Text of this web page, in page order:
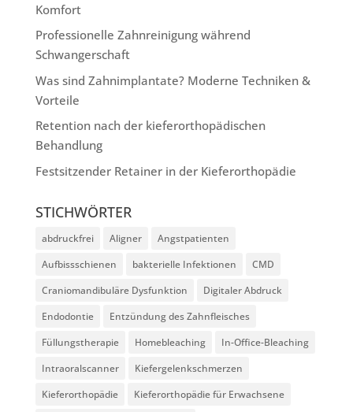
Komfort
Professionelle Zahnreinigung während
Schwangerschaft
Was sind Zahnimplantate? Moderne Techniken &
Vorteile
Retention nach der kieferorthopädischen
Behandlung
Festsitzender Retainer in der Kieferorthopädie
STICHWÖRTER
abdruckfrei Aligner
Angstpatienten
Aufbissschienen
bakterielle Infektionen
CMD
Craniomandibuläre Dysfunktion
Digitaler Abdruck
Endodontie
Entzündung des Zahnfleisches
Füllungstherapie
Homebleaching
In-Office-Bleaching
Intraoralscanner
Kiefergelenkschmerzen
Kieferorthopädie
Kieferorthopädie für Erwachsene